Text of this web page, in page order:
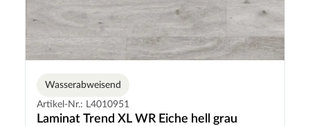
Wasserabweisend
Artikel-Nr.: L4010951
Laminat Trend XL WR Eiche hell grau